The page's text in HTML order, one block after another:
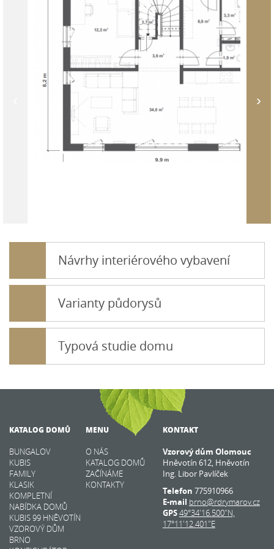
›
Návrhy interiérového vybavení
Varianty půdorysů
Typová studie domu
KATALOG DOMŮ
BUNGALOV
KUBIS
FAMILY
KLASIK
KOMPLETNÍ
NABÍDKA DOMŮ
KUBIS 99 HNĚVOTÍN
VZOROVÝ DŮM
BRNO
MENU
O NÁS
KATALOG DOMŮ
ZAČÍNÁME
KONTAKTY
KONTAKT
Vzorový dům Olomouc
Hněvotín 612, Hněvotín
Ing. Libor Pavlíček
Telefon 775910966
E-mail brno@rdrymarov.cz
GPS49°34'16.500"N,
17°11'12.401"E